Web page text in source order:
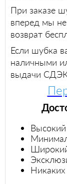
При заказе
вперед мы не
возврат
Если шубка
наличными
выдачи СДЭК